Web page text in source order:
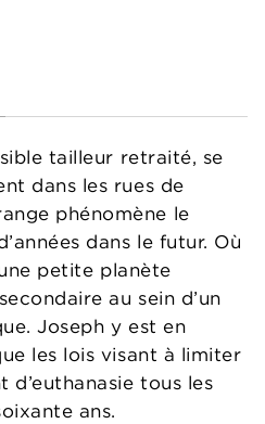
tailleur retraité, se
dans les rues de
phénomène le
dans le futur. Où
petite planète
au sein d’un
Joseph y est en
les lois visant à limiter
tous les
ans.